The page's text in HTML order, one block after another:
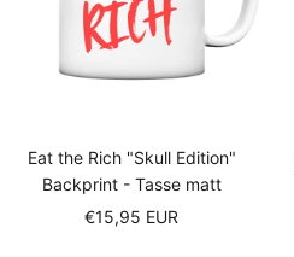
Eat the Rich "Skull Edition"
Backprint - Tasse matt
Sale
€15,95 EUR